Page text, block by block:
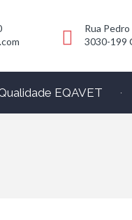
Rua
3030-199
EQAVET